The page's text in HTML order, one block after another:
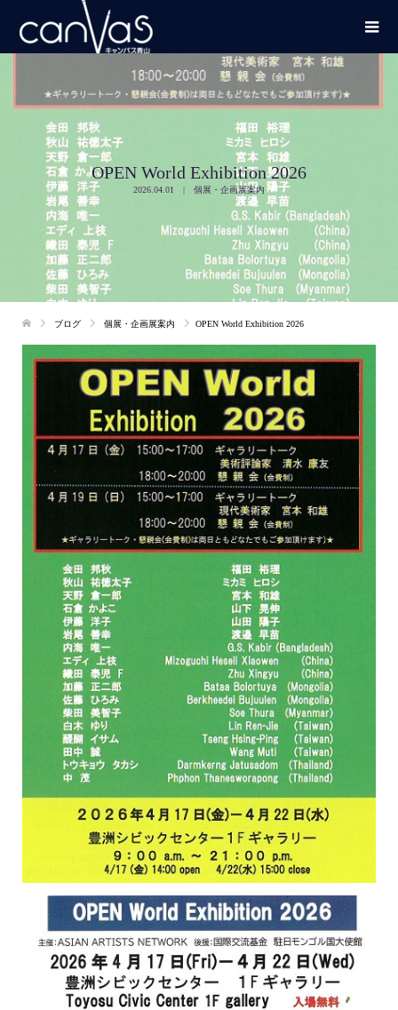
OPEN World Exhibition 2026
2026.04.01 個展・企画展案内
ブログ 個展・企画展案内 OPEN World Exhibition 2026